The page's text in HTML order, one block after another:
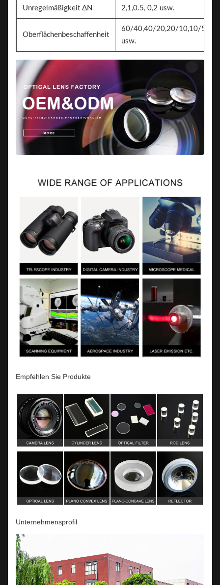
Unregelmäßigkeit ΔN 2,1,0.5, 0,2 usw.
Oberflächenbeschaffenheit
60/40,40/20,20/10,10/5
usw.
Empfehlen Sie Produkte
Unternehmensprofil